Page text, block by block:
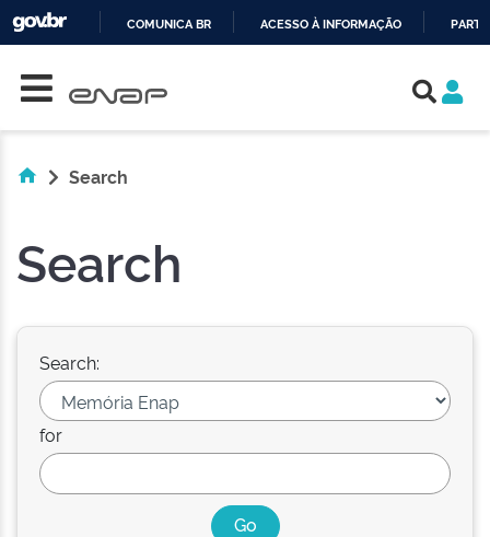
COMUNICA BR ACESSO À INFORMAÇÃO
Search
Search
Search:
for